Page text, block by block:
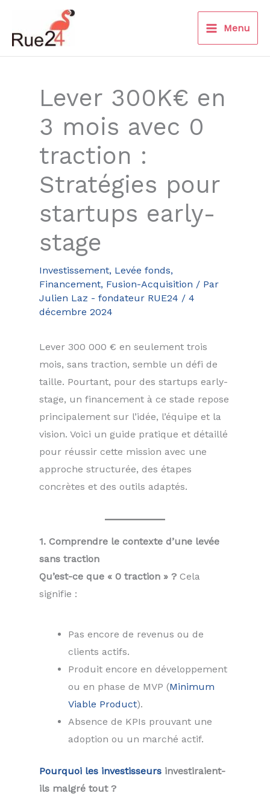
contenu
Menu
Lever 300K€ en
3 mois avec 0
traction :
Stratégies pour
startups early-
stage
Investissement, Levée fonds,
Financement, Fusion-Acquisition / Par
Julien Laz - fondateur RUE24 / 4
décembre 2024
Lever 300 000 € en seulement trois
mois, sans traction, semble un défi de
taille. Pourtant, pour des startups early-
stage, un financement à ce stade repose
principalement sur l’idée, l’équipe et la
vision. Voici un guide pratique et détaillé
pour réussir cette mission avec une
approche structurée, des étapes
concrètes et des outils adaptés.
1. Comprendre le contexte d’une levée
sans traction
Qu’est-ce que « 0 traction » ? Cela
signifie :
Pas encore de revenus ou de
clients actifs.
Produit encore en développement
ou en phase de MVP (Minimum
Viable Product).
Absence de KPIs prouvant une
adoption ou un marché actif.
Pourquoi les investisseurs investiraient-
ils malgré tout ?